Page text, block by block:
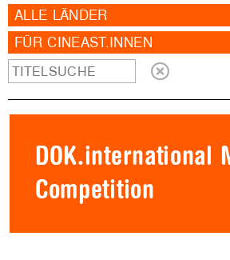
ALLE LÄNDER
FÜR CINEAST.INNEN
DOK.international
Competition